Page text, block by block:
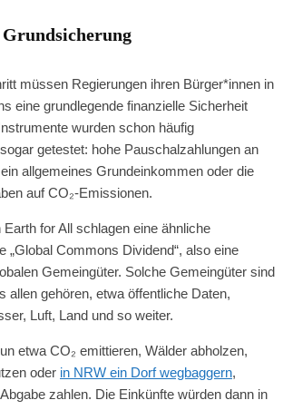
müssen Regierungen ihren Bürger*innen in
eine grundlegende finanzielle Sicherheit
wurden schon häufig
getestet: hohe Pauschalzahlungen an
allgemeines Grundeinkommen oder die
auf CO₂-Emissionen.
for All schlagen eine ähnliche
„Global Commons Dividend“, also eine
Gemeingüter. Solche Gemeingüter sind
allen gehören, etwa öffentliche Daten,
Luft, Land und so weiter.
etwa CO₂ emittieren, Wälder abholzen,
oder in NRW ein Dorf wegbaggern,
zahlen. Die Einkünfte würden dann in